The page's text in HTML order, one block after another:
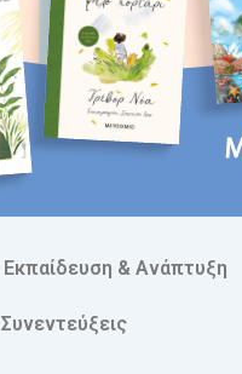
Εκπαίδευση & Ανάπτυξη
Συνεντεύξεις